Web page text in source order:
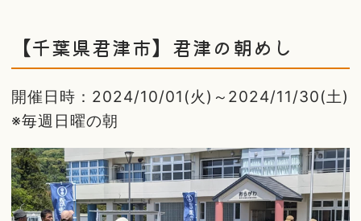
【千葉県君津市】君津の朝めし
開催日時：2024/10/01(火)～2024/11/30(土)
※毎週日曜の朝